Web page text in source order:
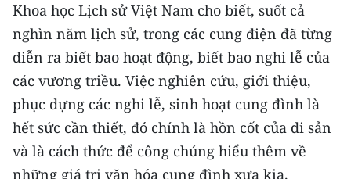
한국어
Khoa học Lịch sử Việt Nam cho biết, suốt cả
nghìn năm lịch sử, trong các cung điện đã từng
diễn ra biết bao hoạt động, biết bao nghi lễ của
các vương triều. Việc nghiên cứu, giới thiệu,
phục dựng các nghi lễ, sinh hoạt cung đình là
hết sức cần thiết, đó chính là hồn cốt của di sản
và là cách thức để công chúng hiểu thêm về
những giá trị văn hóa cung đình xưa kia.